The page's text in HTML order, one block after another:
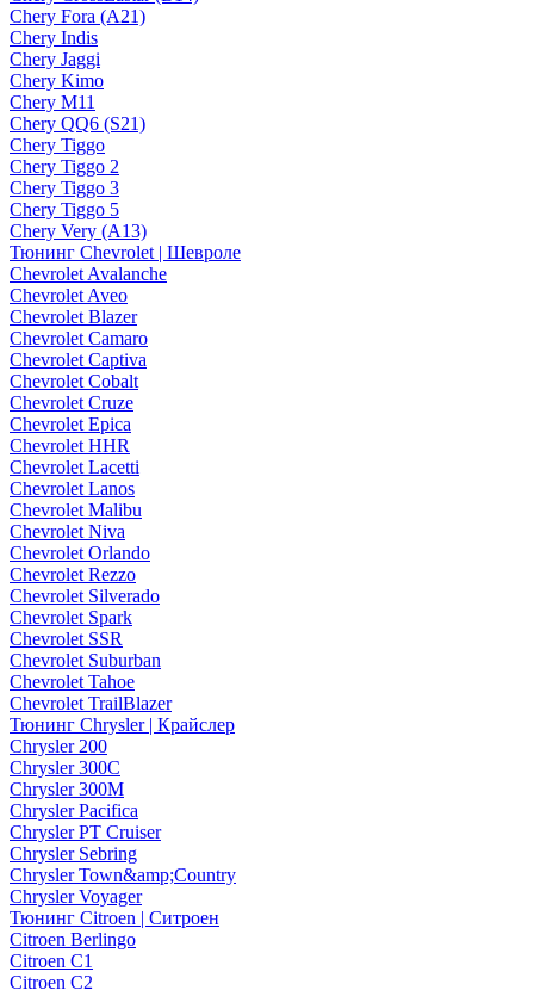
Chery Fora (A21)
Chery Indis
Chery Jaggi
Chery Kimo
Chery M11
Chery QQ6 (S21)
Chery Tiggo
Chery Tiggo 2
Chery Tiggo 3
Chery Tiggo 5
Chery Very (A13)
Тюнинг Chevrolet | Шевроле
Chevrolet Avalanche
Chevrolet Aveo
Chevrolet Blazer
Chevrolet Camaro
Chevrolet Captiva
Chevrolet Cobalt
Chevrolet Cruze
Chevrolet Epica
Chevrolet HHR
Chevrolet Lacetti
Chevrolet Lanos
Chevrolet Malibu
Chevrolet Niva
Chevrolet Orlando
Chevrolet Rezzo
Chevrolet Silverado
Chevrolet Spark
Chevrolet SSR
Chevrolet Suburban
Chevrolet Tahoe
Chevrolet TrailBlazer
Тюнинг Chrysler | Крайслер
Chrysler 200
Chrysler 300C
Chrysler 300M
Chrysler Pacifica
Chrysler PT Cruiser
Chrysler Sebring
Chrysler Town&amp;Country
Chrysler Voyager
Тюнинг Citroen | Ситроен
Citroen Berlingo
Citroen C1
Citroen C2